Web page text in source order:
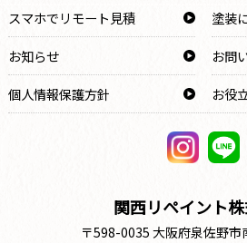
スマホでリモート見積
塗装
お知らせ
お問
個人情報保護方針
お役
関西リペイント
〒598-0035 大阪府泉佐野